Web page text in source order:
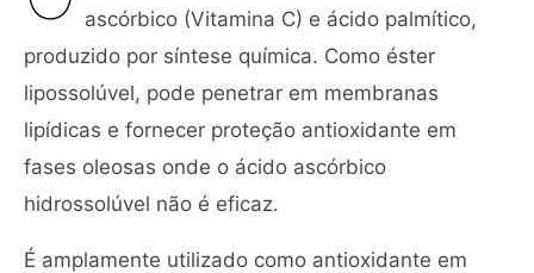
ascórbico (Vitamina C) e ácido palmítico,
produzido por síntese química. Como éster
lipossolúvel, pode penetrar em membranas
lipídicas e fornecer proteção antioxidante em
fases oleosas onde o ácido ascórbico
hidrossolúvel não é eficaz.
É amplamente utilizado como antioxidante em